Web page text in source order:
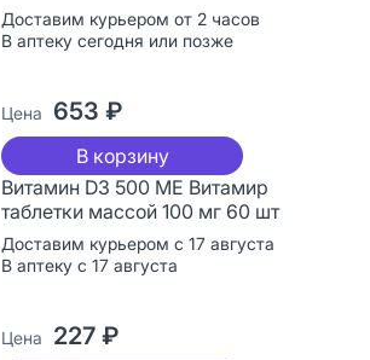
Доставим курьером от 2 часов
В аптеку сегодня или позже
Цена 653 ₽
В корзину
Витамин D3 500 МЕ Витамир
таблетки массой 100 мг 60 шт
Доставим курьером с 17 августа
В аптеку с 17 августа
Цена 227 ₽